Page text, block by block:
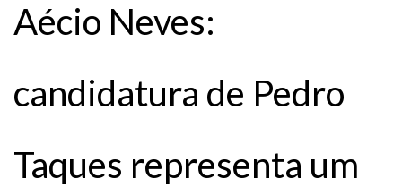
Aécio Neves:
candidatura de Pedro
Taques representa um